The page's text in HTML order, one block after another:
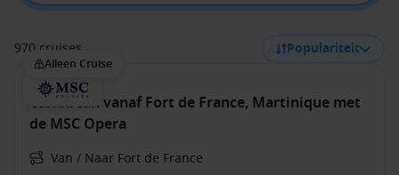
970 cruises Populariteit
Alleen Cruise
Caribbean vanaf Fort de France, Martinique met
de MSC Opera
Van / Naar Fort de France